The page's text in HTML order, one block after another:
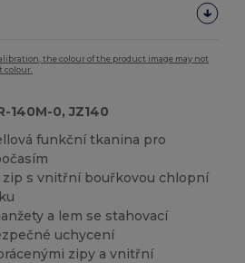
the colour of the product image may not
colour.
140M-0, JZ140
funkční tkanina pro
zip s vnitřní bouřkovou chlopní
a lem se stahovací
uchycení
zipy a vnitřní